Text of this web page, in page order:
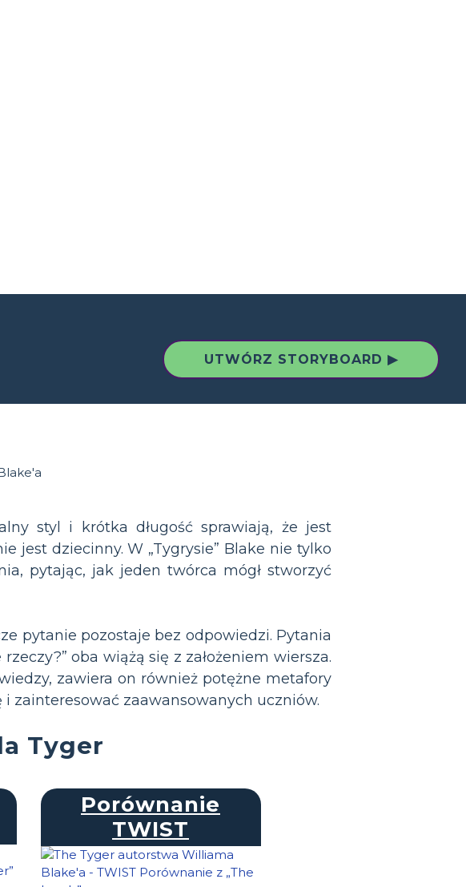
UTWÓRZ STORYBOARD ▶
styl i krótka długość sprawiają, że jest
jest dziecinny. W „Tygrysie” Blake nie tylko
pytając, jak jeden twórca mógł stworzyć
pytanie pozostaje bez odpowiedzi. Pytania
oba wiążą się z założeniem wiersza.
zawiera on również potężne metafory
zainteresować zaawansowanych uczniów.
Tyger
Porównanie
TWIST